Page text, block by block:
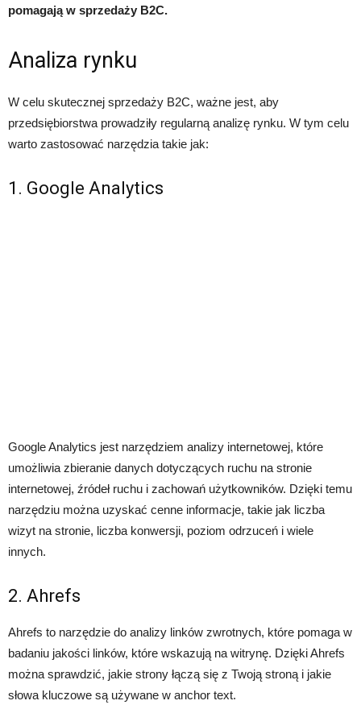
pomagają w sprzedaży B2C.
Analiza rynku
W celu skutecznej sprzedaży B2C, ważne jest, aby
przedsiębiorstwa prowadziły regularną analizę rynku. W tym celu
warto zastosować narzędzia takie jak:
1. Google Analytics
Google Analytics jest narzędziem analizy internetowej, które
umożliwia zbieranie danych dotyczących ruchu na stronie
internetowej, źródeł ruchu i zachowań użytkowników. Dzięki temu
narzędziu można uzyskać cenne informacje, takie jak liczba
wizyt na stronie, liczba konwersji, poziom odrzuceń i wiele
innych.
2. Ahrefs
Ahrefs to narzędzie do analizy linków zwrotnych, które pomaga w
badaniu jakości linków, które wskazują na witrynę. Dzięki Ahrefs
można sprawdzić, jakie strony łączą się z Twoją stroną i jakie
słowa kluczowe są używane w anchor text.